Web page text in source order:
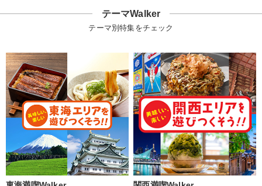
テーマWalker
テーマ別特集をチェック